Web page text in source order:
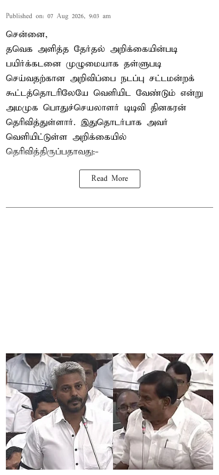
Published on: 07 Aug 2026, 9:03 am
சென்னை,
தவெக அளித்த தேர்தல் அறிக்கையின்படி
பயிர்க்கடனை முழுமையாக தள்ளுபடி
செய்வதற்கான அறிவிப்பை நடப்பு சட்டமன்றக்
கூட்டத்தொடரிலேயே வெளியிட வேண்டும் என்று
அமமுக பொதுச்செயலாளர் டிடிவி தினகரன்
தெரிவித்துள்ளார். இதுதொடர்பாக அவர்
வெளியிட்டுள்ள அறிக்கையில்
தெரிவித்திருப்பதாவது:-
Read More